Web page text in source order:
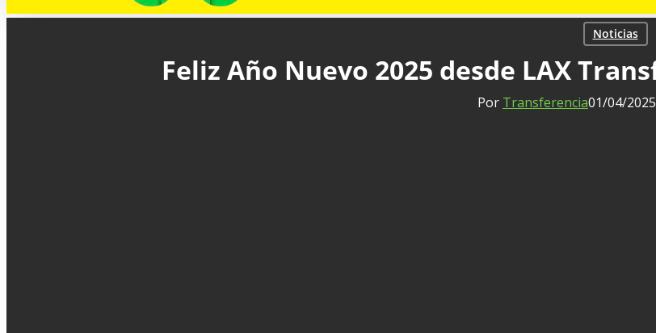
Noticias
Feliz Año Nuevo 2025 desde LAX
Por Transferencia01/04/2025